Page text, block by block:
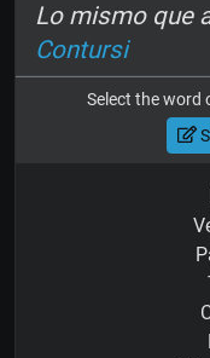
Lo mismo que
Contursi
Select the word